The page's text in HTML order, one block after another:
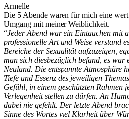
Armelle
Die 5 Abende waren für mich eine
Umgang mit meiner Weiblichkeit.
“Jeder Abend war ein Eintauchen mit
professionelle Art und Weise verstand
Bereiche der Sexualität aufzuzeigen,
man sich diesbezüglich befand, es war
Neuland. Die entspannte Atmosphäre
Tiefe und Essenz des jeweiligen
Gefühl, in einem geschützten Rahmen
Verlegenheit stellen zu dürfen. An
dabei nie gefehlt. Der letzte Abend
Sinne des Wortes viel Klarheit über